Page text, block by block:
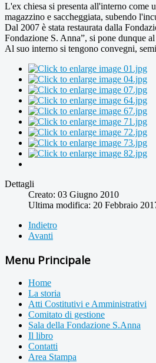
L'ex chiesa si presenta all'interno come
magazzino e saccheggiata, subendo
Dal 2007 è stata restaurata dalla
Fondazione S. Anna”, si pone dunque
Al suo interno si tengono convegni,
Dettagli
Creato: 03 Giugno 2010
Ultima modifica: 20 Febbraio
Indietro
Avanti
Menu Principale
Home
La storia
Atti Costitutivi e Amministrativi
Comitato di gestione
Sala della Fondazione S.Anna
Il libro
Contatti
Area Stampa